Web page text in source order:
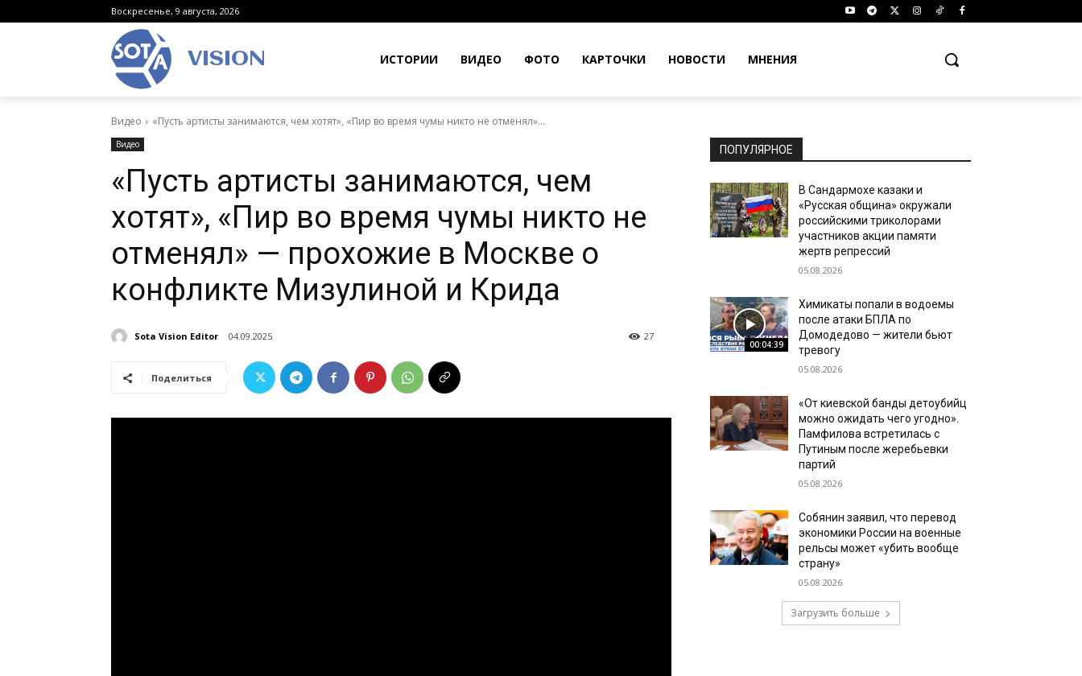
Воскресенье, 9 августа, 2026
VISION ИСТОРИИ ВИДЕО ФОТО КАРТОЧКИ НОВОСТИ МНЕНИЯ
Видео «Пусть артисты занимаются, чем хотят», «Пир во время чумы никто не отменял»...
Видео
«Пусть артисты занимаются, чем
хотят», «Пир во время чумы никто не
отменял» — прохожие в Москве о
конфликте Мизулиной и Крида
Sota Vision Editor 04.09.2025 27
Поделиться
ПОПУЛЯРНОЕ
В Сандармохе казаки и
«Русская община» окружали
российскими триколорами
участников акции памяти
жертв репрессий
05.08.2026
00:04:39
Химикаты попали в водоемы
после атаки БПЛА по
Домодедово — жители бьют
тревогу
05.08.2026
«От киевской банды детоубийц
можно ожидать чего угодно».
Памфилова встретилась с
Путиным после жеребьевки
партий
05.08.2026
Собянин заявил, что перевод
экономики России на военные
рельсы может «убить вообще
страну»
05.08.2026
Загрузить больше